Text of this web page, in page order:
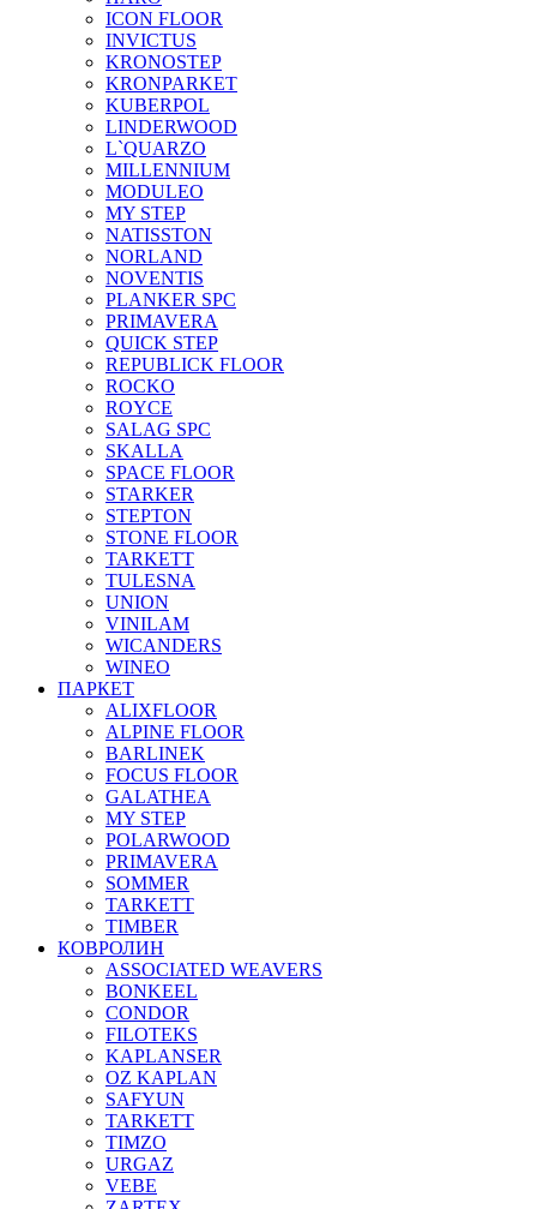
ICON FLOOR
INVICTUS
KRONOSTEP
KRONPARKET
KUBERPOL
LINDERWOOD
L`QUARZO
MILLENNIUM
MODULEO
MY STEP
NATISSTON
NORLAND
NOVENTIS
PLANKER SPC
PRIMAVERA
QUICK STEP
REPUBLICK FLOOR
ROCKO
ROYCE
SALAG SPC
SKALLA
SPACE FLOOR
STARKER
STEPTON
STONE FLOOR
TARKETT
TULESNA
UNION
VINILAM
WICANDERS
WINEO
ПАРКЕТ
ALIXFLOOR
ALPINE FLOOR
BARLINEK
FOCUS FLOOR
GALATHEA
MY STEP
POLARWOOD
PRIMAVERA
SOMMER
TARKETT
TIMBER
КОВРОЛИН
ASSOCIATED WEAVERS
BONKEEL
CONDOR
FILOTEKS
KAPLANSER
OZ KAPLAN
SAFYUN
TARKETT
TIMZO
URGAZ
VEBE